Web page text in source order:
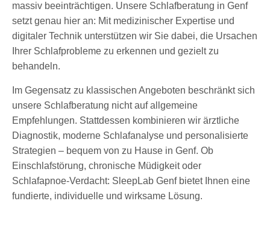
massiv beeinträchtigen. Unsere Schlafberatung in Genf
setzt genau hier an: Mit medizinischer Expertise und
digitaler Technik unterstützen wir Sie dabei, die Ursachen
Ihrer Schlafprobleme zu erkennen und gezielt zu
behandeln.
Im Gegensatz zu klassischen Angeboten beschränkt sich
unsere Schlafberatung nicht auf allgemeine
Empfehlungen. Stattdessen kombinieren wir ärztliche
Diagnostik, moderne Schlafanalyse und personalisierte
Strategien – bequem von zu Hause in Genf. Ob
Einschlafstörung, chronische Müdigkeit oder
Schlafapnoe-Verdacht: SleepLab Genf bietet Ihnen eine
fundierte, individuelle und wirksame Lösung.